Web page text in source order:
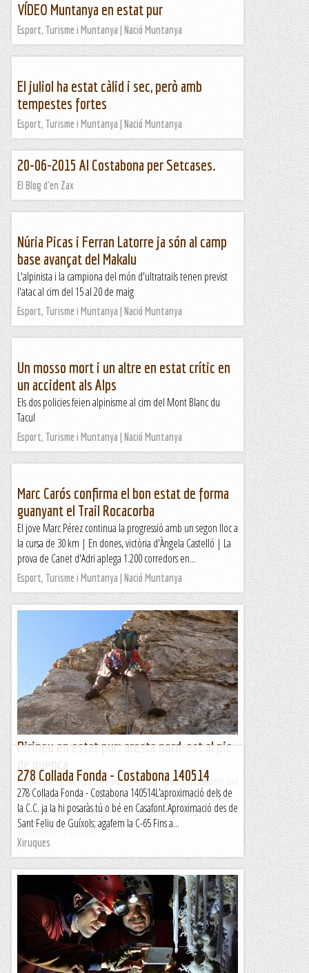
VÍDEO Muntanya en estat pur
Esport, Turisme i Muntanya | Nació Muntanya
El juliol ha estat càlid i sec, però amb
tempestes fortes
Esport, Turisme i Muntanya | Nació Muntanya
20-06-2015 Al Costabona per Setcases.
El Blog d'en Zax
Núria Picas i Ferran Latorre ja són al camp
base avançat del Makalu
L'alpinista i la campiona del món d'ultratrails tenen previst
l'atac al cim del 15 al 20 de maig
Esport, Turisme i Muntanya | Nació Muntanya
Un mosso mort i un altre en estat crític en
un accident als Alps
Els dos policies feien alpinisme al cim del Mont Blanc du
Tacul
Esport, Turisme i Muntanya | Nació Muntanya
Marc Carós confirma el bon estat de forma
guanyant el Trail Rocacorba
El jove Marc Pérez continua la progressió amb un segon lloc a
la cursa de 30 km | En dones, victòria d'Àngela Castelló | La
prova de Canet d'Adri aplega 1.200 corredors en...
Esport, Turisme i Muntanya | Nació Muntanya
Pirineu en estat pur: aresta nord-est al pic
Primer pas de la via.Els germans Ferran i Guillem Ullastres del
CELleida tenen una forma de fer muntanya molt especial.
Busquen racons diferents i les seves escalades estan...
Escalada per a tontos
278 Collada Fonda - Costabona 140514
278 Collada Fonda - Costabona 140514L’aproximació dels de
la C.C. ja la hi posaràs tú o bé en Casafont.Aproximació des de
Sant Feliu de Guíxols; agafem la C-65 Fins a...
Xiruques